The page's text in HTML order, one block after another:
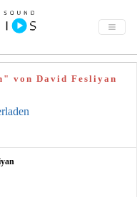
von David Fesliyan